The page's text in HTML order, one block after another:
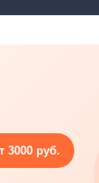
3000 руб.